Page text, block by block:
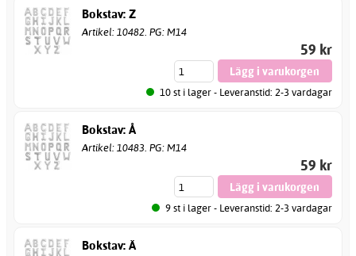
Bokstav: Z
Artikel: 10482. PG: M14
59 kr
10 st i lager - Leveranstid: 2-3 vardagar
Bokstav: Å
Artikel: 10483. PG: M14
59 kr
9 st i lager - Leveranstid: 2-3 vardagar
Bokstav: Ä